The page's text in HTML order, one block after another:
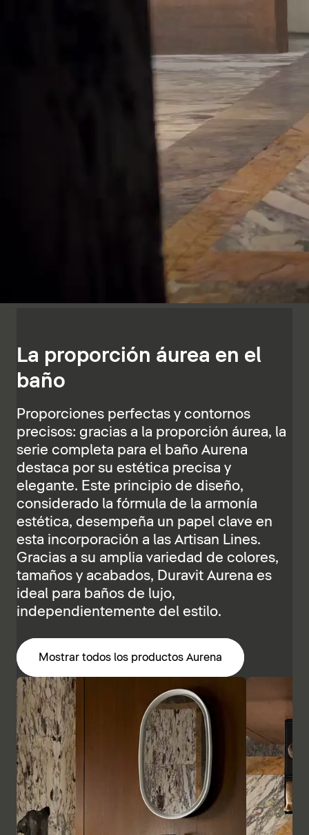
La proporción áurea en el
baño
Proporciones perfectas y contornos
precisos: gracias a la proporción áurea, la
serie completa para el baño Aurena
destaca por su estética precisa y
elegante. Este principio de diseño,
considerado la fórmula de la armonía
estética, desempeña un papel clave en
esta incorporación a las Artisan Lines.
Gracias a su amplia variedad de colores,
tamaños y acabados, Duravit Aurena es
ideal para baños de lujo,
independientemente del estilo.
Mostrar todos los productos Aurena